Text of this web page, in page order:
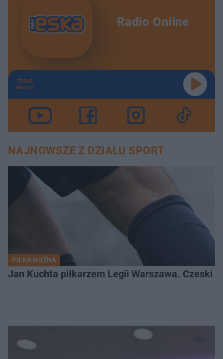
Radio Online
TERAZ
GRAMY
NAJNOWSZE Z DZIAŁU SPORT
PIŁKA NOŻNA
Jan Kuchta piłkarzem Legii Warszawa. Czeski